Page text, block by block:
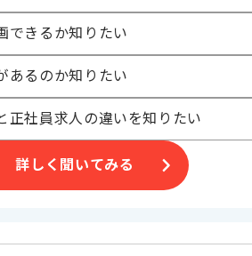
時間
業等
できるか知りたい
あるのか知りたい
正社員求人の違いを知りたい
詳しく聞いてみる